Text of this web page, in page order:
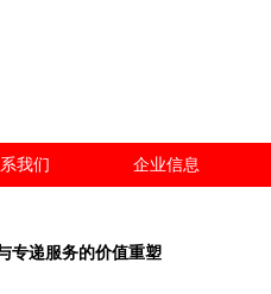
我们 企业信息
专递服务的价值重塑